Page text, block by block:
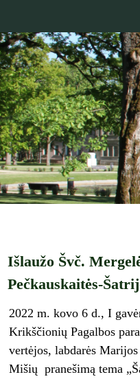
Išlaužo Švč.
Pečkauskaitės-
2022 m. kovo 6 d., I
Krikščionių Pagalbos
vertėjos, labdarės
Mišių pranešimą tema